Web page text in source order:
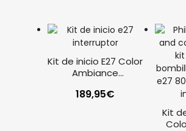
Kit de inicio E27 Color
Ambiance
189,95€
Kit